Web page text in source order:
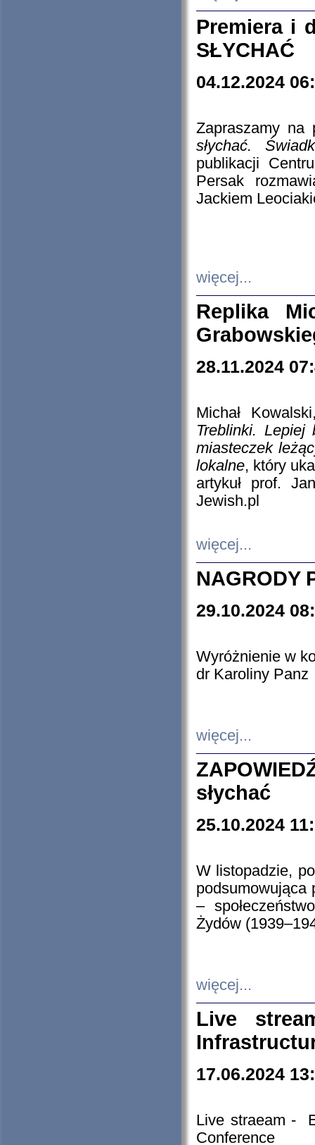
Premiera i
SŁYCHAĆ
04.12.2024
Zapraszamy
słychać.
publikacji
Persak
Jackiem
więcej...
Replika
28.11.2024
Michał
Treblinki. Lepiej
miasteczek
lokalne, który
artykuł prof.
Jewish.pl
więcej...
NAGRODY
29.10.2024
Wyróżnienie w
dr Karoliny Panz
więcej...
słychać
25.10.2024
W listopadzie,
podsumowująca
–
Żydów
więcej...
Live
17.06.2024
Live straeam -
Conference